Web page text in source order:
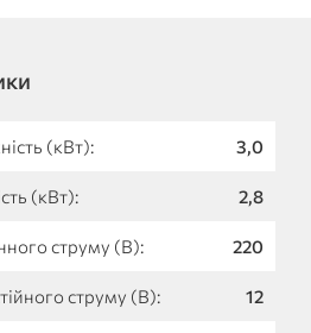
(кВт): 3,0
(кВт): 2,8
струму (В): 220
струму (В): 12